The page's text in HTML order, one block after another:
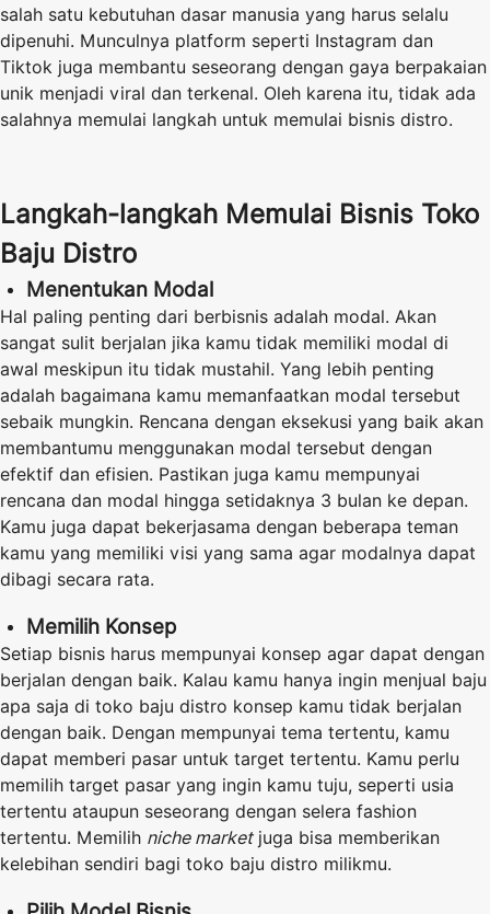
salah satu kebutuhan dasar manusia yang harus selalu
dipenuhi. Munculnya platform seperti Instagram dan
Tiktok juga membantu seseorang dengan gaya berpakaian
unik menjadi viral dan terkenal. Oleh karena itu, tidak ada
salahnya memulai langkah untuk memulai bisnis distro.
Langkah-langkah Memulai Bisnis Toko
Baju Distro
Menentukan Modal
Hal paling penting dari berbisnis adalah modal. Akan
sangat sulit berjalan jika kamu tidak memiliki modal di
awal meskipun itu tidak mustahil. Yang lebih penting
adalah bagaimana kamu memanfaatkan modal tersebut
sebaik mungkin. Rencana dengan eksekusi yang baik akan
membantumu menggunakan modal tersebut dengan
efektif dan efisien. Pastikan juga kamu mempunyai
rencana dan modal hingga setidaknya 3 bulan ke depan.
Kamu juga dapat bekerjasama dengan beberapa teman
kamu yang memiliki visi yang sama agar modalnya dapat
dibagi secara rata.
Memilih Konsep
Setiap bisnis harus mempunyai konsep agar dapat dengan
berjalan dengan baik. Kalau kamu hanya ingin menjual baju
apa saja di toko baju distro konsep kamu tidak berjalan
dengan baik. Dengan mempunyai tema tertentu, kamu
dapat memberi pasar untuk target tertentu. Kamu perlu
memilih target pasar yang ingin kamu tuju, seperti usia
tertentu ataupun seseorang dengan selera fashion
tertentu. Memilih niche marketjuga bisa memberikan
kelebihan sendiri bagi toko baju distro milikmu.